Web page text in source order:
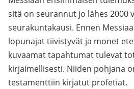
sitä on seurannut jo lähes 2000
seurakuntakausi. Ennen
lopunajat tiivistyvät ja monet
kuvaamat tapahtumat tulevat
kirjaimellisesti. Niiden pohjana
testamenttiin kirjatut profetiat.